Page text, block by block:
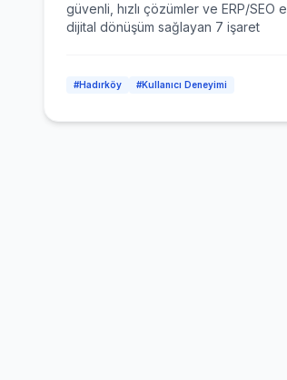
güvenli, hızlı çözümler ve ERP/SEO
dijital dönüşüm sağlayan 7 işaret
#Hadırköy #Kullanıcı Deneyimi